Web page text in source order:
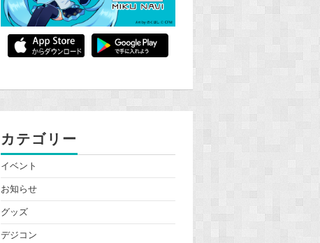
カテゴリー
イベント
お知らせ
グッズ
デジコン